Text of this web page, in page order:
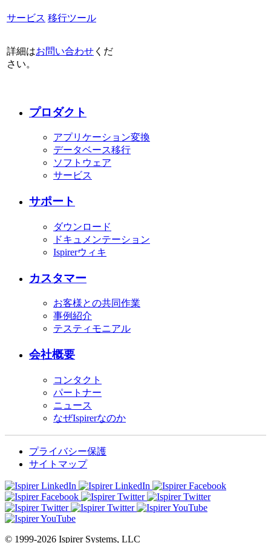
サービス 移行ツール
詳細はお問い合わせ くだ
さい。
プロダクト
アプリケーション変換
データベース移行
ソフトウェア
サービス
サポート
ダウンロード
ドキュメンテーション
Ispirerウィキ
カスタマー
お客様との共同作業
事例紹介
テスティモニアル
会社概要
コンタクト
パートナー
ニュース
なぜIspirerなのか
プライバシー保護
サイトマップ
© 1999-2026 Ispirer Systems, LLC